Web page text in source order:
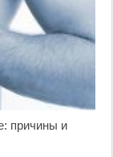
причины и